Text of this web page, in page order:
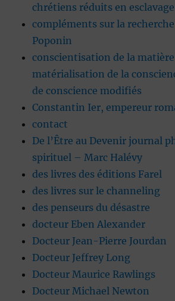
chrétiens réduits en esclavage
compléments sur la
Poponin
conscientisation de la
matérialisation de la
de conscience modifiés
Constantin Ier, empereur
contact
De l’Être au Devenir journal
spirituel – Marc Halévy
des livres des éditions Farel
des livres sur le channeling
des penseurs du désastre
docteur Eben Alexander
Docteur Jean-Pierre Jourdan
Docteur Jeffrey Long
Docteur Maurice Rawlings
Docteur Michael Newton